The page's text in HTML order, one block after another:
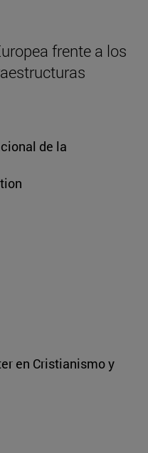
frente a los
de la
en Cristianismo y